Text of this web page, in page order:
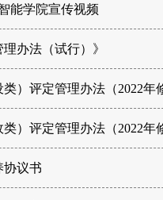
能学院宣传视频
办法（试行）》
）评定管理办法（2022年
）评定管理办法（2022年
协议书